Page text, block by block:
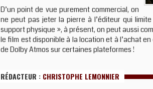
D’un point de vue purement commercial, on
ne peut pas jeter la pierre à l’éditeur qui
support physique », à présent, on peut aussi
le film est disponible à la location et à l’achat
de Dolby Atmos sur certaines plateformes !
RÉDACTEUR : CHRISTOPHE LEMONNIER